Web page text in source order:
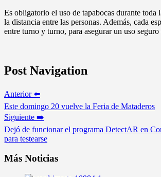
Es obligatorio el uso de tapabocas durante toda
la distancia entre las personas. Además, cada
entre turno y turno, para asegurar un uso seguro
Post Navigation
Anterior ⬅️
Este domingo 20 vuelve la Feria de Mataderos
Siguiente ➡️
Dejó de funcionar el programa DetectAR en
para testearse
Más Noticias